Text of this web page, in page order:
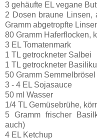
3 gehäufte EL vegane
2 Dosen braune Linsen,
Gramm abgetropfte
80 Gramm Haferflocken,
3 EL Tomatenmark
1 TL getrockneter Salbei
1 TL getrockneter
50 Gramm Semmelbrösel
3 - 4 EL Sojasauce
50 ml Wasser
1/4 TL Gemüsebrühe,
5 Gramm frischer
auch)
4 EL Ketchup